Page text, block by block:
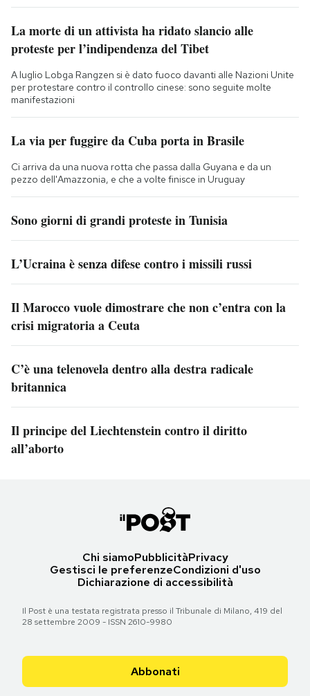
La morte di un attivista ha ridato slancio alle
proteste per l’indipendenza del Tibet
A luglio Lobga Rangzen si è dato fuoco davanti alle Nazioni Unite
per protestare contro il controllo cinese: sono seguite molte
manifestazioni
La via per fuggire da Cuba porta in Brasile
Ci arriva da una nuova rotta che passa dalla Guyana e da un
pezzo dell'Amazzonia, e che a volte finisce in Uruguay
Sono giorni di grandi proteste in Tunisia
L’Ucraina è senza difese contro i missili russi
Il Marocco vuole dimostrare che non c’entra con la
crisi migratoria a Ceuta
C’è una telenovela dentro alla destra radicale
britannica
Il principe del Liechtenstein contro il diritto
all’aborto
Chi siamoPubblicitàPrivacy
Gestisci le preferenzeCondizioni d'uso
Dichiarazione di accessibilità
Il Post è una testata registrata presso il Tribunale di Milano, 419 del
28 settembre 2009 - ISSN 2610-9980
Abbonati